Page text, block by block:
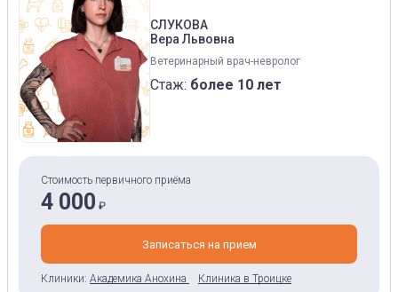
СЛУКОВА
Вера Львовна
Ветеринарный врач-невролог
Стаж: более 10 лет
Стоимость первичного приёма
4 000 ₽
Записаться на прием
Клиники: Академика Анохина Клиника в Троицке